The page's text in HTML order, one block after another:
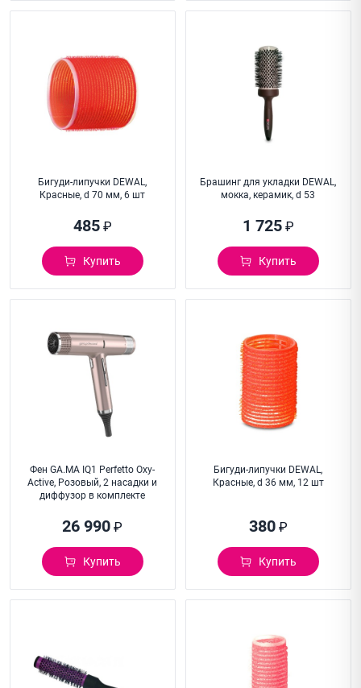
Бигуди-липучки DEWAL,
Красные, d 70 мм, 6 шт
485₽
Купить
Брашинг для укладки DEWAL,
мокка, керамик, d 53
1 725₽
Купить
Фен GA.MA IQ1 Perfetto Oxy-
Active, Розовый, 2 насадки и
диффузор в комплекте
26 990 ₽
Купить
Бигуди-липучки DEWAL,
Красные, d 36 мм, 12 шт
380₽
Купить